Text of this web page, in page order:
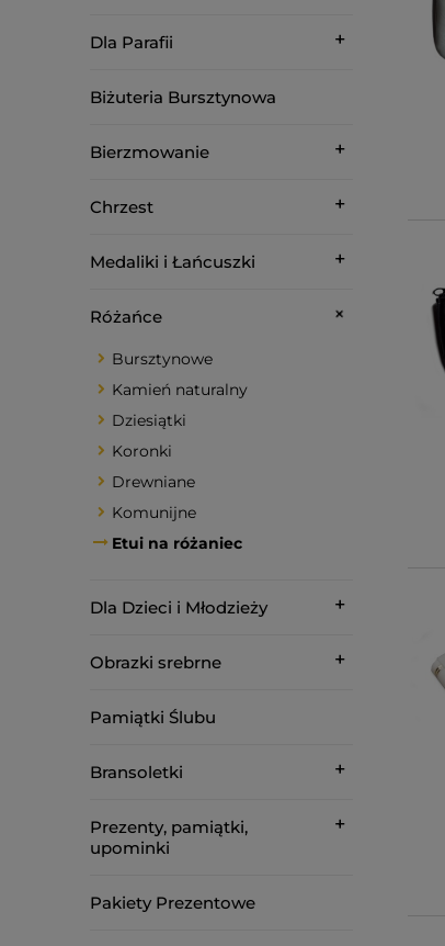
Dla Parafii
Biżuteria Bursztynowa
Bierzmowanie
Chrzest
Medaliki i Łańcuszki
Różańce
Bursztynowe
Kamień naturalny
Dziesiątki
Koronki
Drewniane
Komunijne
Etui na różaniec
Dla Dzieci i Młodzieży
Obrazki srebrne
Pamiątki Ślubu
Bransoletki
Prezenty, pamiątki,
upominki
Pakiety Prezentowe